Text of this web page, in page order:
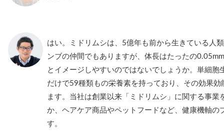
はい。ミドリムシは、5億年も前から生きている人
ンブの仲間でもありますが、体長はたったの
とイメージしやすいのではないでしょうか。単細胞
だけで59種類もの栄養素を持っており、その効果
ます。当社は創業以来「ミドリムシ」に関する事業
か、ヘアケア商品やペットフードなど、健康機軸の
す。